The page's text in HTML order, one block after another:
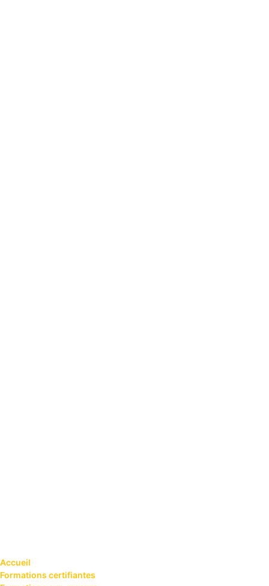
Accueil
Formations certifiantes